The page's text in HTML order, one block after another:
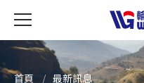
首頁 最新訊息